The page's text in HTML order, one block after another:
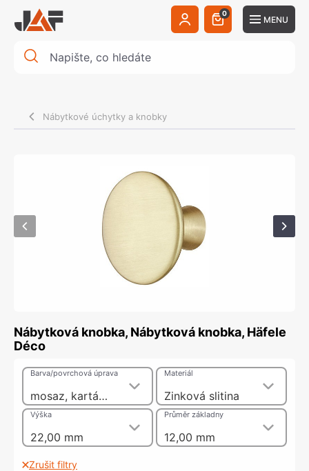
0
MENU
Nábytkové úchytky a knobky
Nábytková knobka, Nábytková knobka, Häfele
Déco
mosaz, kartáčováno
Barva/povrchová úprava
Zinková slitina
Materiál
22,00 mm
Výška
12,00 mm
Průměr základny
Zrušit filtry